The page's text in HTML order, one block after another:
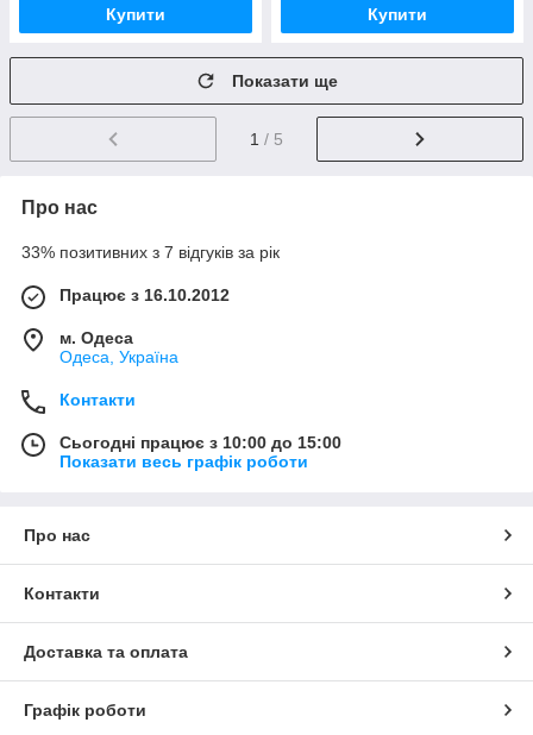
Купити Купити
Показати ще
1 / 5
Про нас
33% позитивних з 7 відгуків за рік
Працює з 16.10.2012
м. Одеса
Одеса, Україна
Контакти
Сьогодні працює з 10:00 до 15:00
Показати весь графік роботи
Про нас
Контакти
Доставка та оплата
Графік роботи